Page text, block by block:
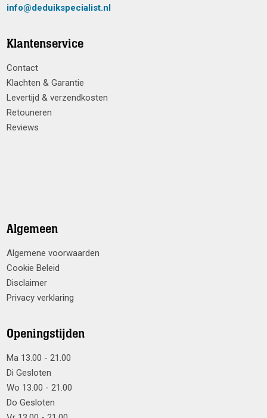
info@deduikspecialist.nl
Klantenservice
Contact
Klachten & Garantie
Levertijd & verzendkosten
Retouneren
Reviews
Algemeen
Algemene voorwaarden
Cookie Beleid
Disclaimer
Privacy verklaring
Openingstijden
Ma 13.00 - 21.00
Di Gesloten
Wo 13.00 - 21.00
Do Gesloten